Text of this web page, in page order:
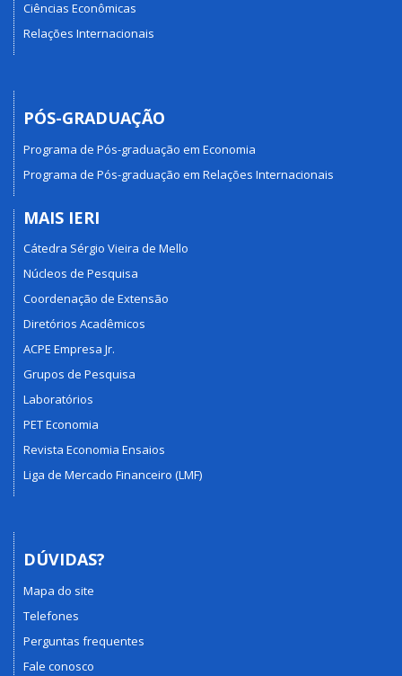
Ciências Econômicas
Relações Internacionais
PÓS-GRADUAÇÃO
Programa de Pós-graduação em Economia
Programa de Pós-graduação em Relações Internacionais
MAIS IERI
Cátedra Sérgio Vieira de Mello
Núcleos de Pesquisa
Coordenação de Extensão
Diretórios Acadêmicos
ACPE Empresa Jr.
Grupos de Pesquisa
Laboratórios
PET Economia
Revista Economia Ensaios
Liga de Mercado Financeiro (LMF)
DÚVIDAS?
Mapa do site
Telefones
Perguntas frequentes
Fale conosco